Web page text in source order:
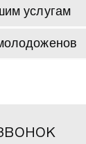
услугам